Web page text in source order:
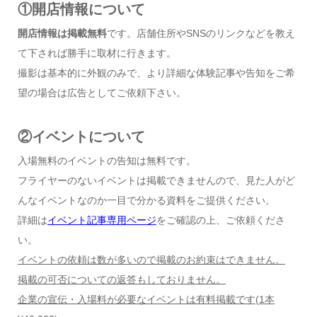
①開店情報について
開店情報は掲載無料です。店舗住所やSNSのリンクなどを教え
て下されば勝手に取材に行きます。
撮影は基本的に外観のみで、より詳細な体験記事や告知をご希
望の場合は広告としてご依頼下さい。
②イベントについて
入場無料のイベントの告知は無料です。
フライヤーのないイベントは掲載できませんので、見た人がど
んなイベントなのか一目で分かる資料をご提供ください。
詳細はイベント記事専用ページをご確認の上、ご依頼くださ
い。
イベントの依頼は数が多いので掲載のお約束はできません。
掲載の可否についての返答もしておりません。
企業の宣伝・入場料が必要なイベントは有料掲載です(1本